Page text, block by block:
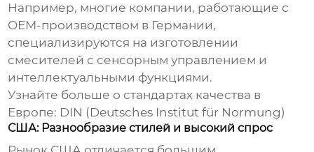
Например, многие компании, работающие с
OEM-производством в Германии,
специализируются на изготовлении
смесителей с сенсорным управлением и
интеллектуальными функциями.
Узнайте больше о стандартах качества в
Европе: DIN (Deutsches Institut für Normung)
США: Разнообразие стилей и высокий спрос